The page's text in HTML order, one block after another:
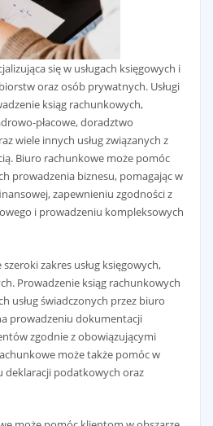
się w usługach księgowych i
oraz osób prywatnych. Usługi
ksiąg rachunkowych,
płacowe, doradztwo
wiele innych usług związanych z
Biuro rachunkowe może pomóc
prowadzenia biznesu, pomagając w
zapewnieniu zgodności z
i prowadzeniu kompleksowych
zakres usług księgowych,
Prowadzenie ksiąg rachunkowych
usług świadczonych przez biuro
prowadzeniu dokumentacji
zgodnie z obowiązującymi
może także pomóc w
deklaracji podatkowych oraz